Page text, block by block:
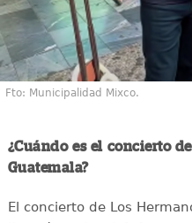
Fto: Municipalidad Mixco.
¿Cuándo es el concierto
Guatemala?
El concierto de Los